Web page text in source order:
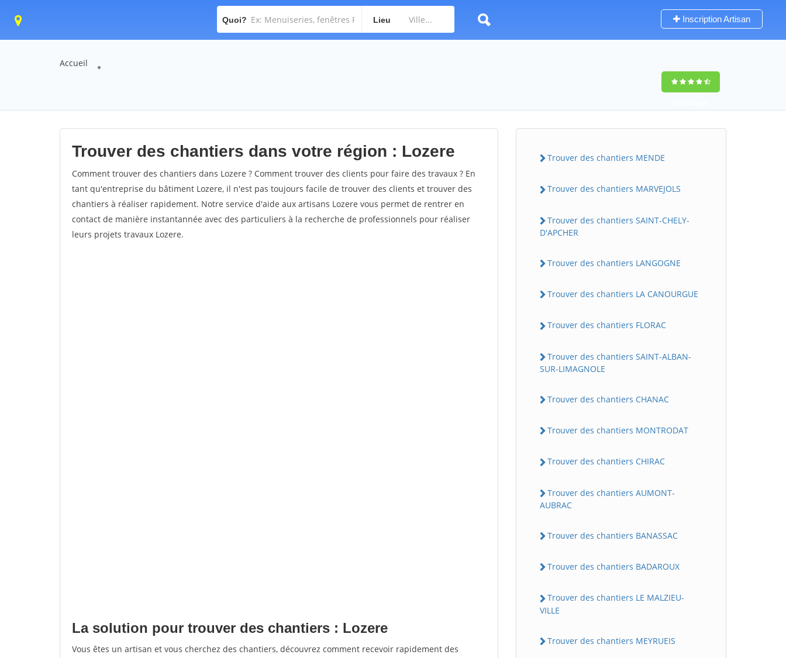
Quoi? Lieu Inscription Artisan
Accueil
Trouver des chantiers dans votre région : Lozere
Comment trouver des chantiers dans Lozere ? Comment trouver des clients pour faire des travaux ? En
tant qu'entreprise du bâtiment Lozere, il n'est pas toujours facile de trouver des clients et trouver des
chantiers à réaliser rapidement. Notre service d'aide aux artisans Lozere vous permet de rentrer en
contact de manière instantannée avec des particuliers à la recherche de professionnels pour réaliser
leurs projets travaux Lozere.
La solution pour trouver des chantiers : Lozere
Vous êtes un artisan et vous cherchez des chantiers, découvrez comment recevoir rapidement des
Trouver des chantiers MENDE
Trouver des chantiers MARVEJOLS
Trouver des chantiers SAINT-CHELY-
D'APCHER
Trouver des chantiers LANGOGNE
Trouver des chantiers LA CANOURGUE
Trouver des chantiers FLORAC
Trouver des chantiers SAINT-ALBAN-
SUR-LIMAGNOLE
Trouver des chantiers CHANAC
Trouver des chantiers MONTRODAT
Trouver des chantiers CHIRAC
Trouver des chantiers AUMONT-
AUBRAC
Trouver des chantiers BANASSAC
Trouver des chantiers BADAROUX
Trouver des chantiers LE MALZIEU-
VILLE
Trouver des chantiers MEYRUEIS